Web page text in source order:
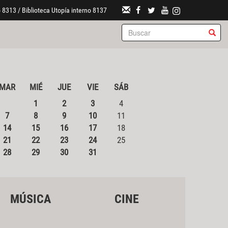
/ Biblioteca Utopía interno 8137
MIÉ JUE VIE
SÁB
1
2 3
4
7
8 9 10
11
14
15 16 17
18
21
22 23 24
25
28
29 30 31
MÚSICA CINE